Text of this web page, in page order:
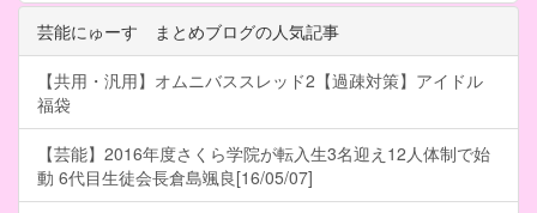
芸能にゅーす まとめブログの人気記事
【共用・汎用】オムニバススレッド2【過疎対策】アイドル
福袋
【芸能】2016年度さくら学院が転入生3名迎え12人体制で始
動 6代目生徒会長倉島颯良[16/05/07]